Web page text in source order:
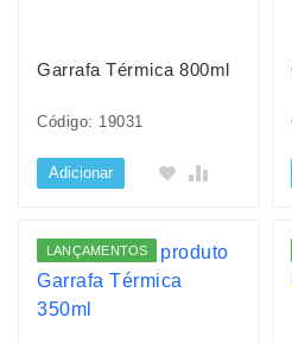
Garrafa Térmica 800ml
Código: 19031
Adicionar
LANÇAMENTOS